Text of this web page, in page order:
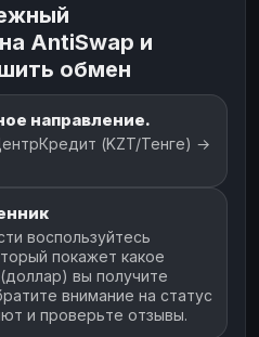
AntiSwap и
обмен
направление.
(KZT/Тенге) →
воспользуйтесь
покажет какое
вы получите
внимание на статус
и проверьте отзывы.